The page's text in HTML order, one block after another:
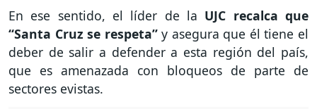
En ese sentido, el líder de la UJC recalca que
“Santa Cruz se respeta”y asegura que él tiene el
deber de salir a defender a esta región del país,
que es amenazada con bloqueos de parte de
sectores evistas.